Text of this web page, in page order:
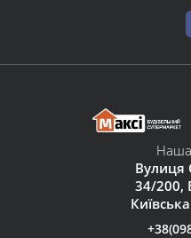
Вулиця
34/200,